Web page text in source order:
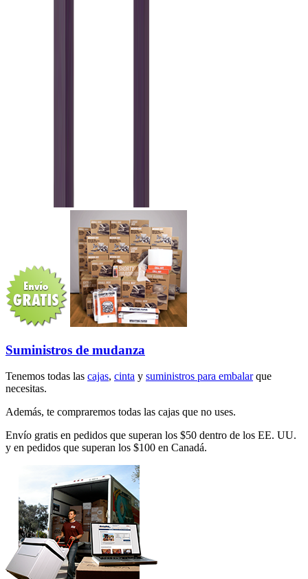
Suministros de mudanza
Tenemos todas las cajas, cinta y suministros para embalarque
necesitas.
Además, te compraremos todas las cajas que no uses.
Envío gratis en pedidos que superan los $50 dentro de los EE. UU.
y en pedidos que superan los $100 en Canadá.